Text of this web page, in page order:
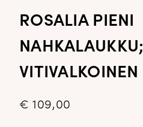
ROSALIA PIENI
NAHKALAUKKU;
VITIVALKOINEN
€ 109,00